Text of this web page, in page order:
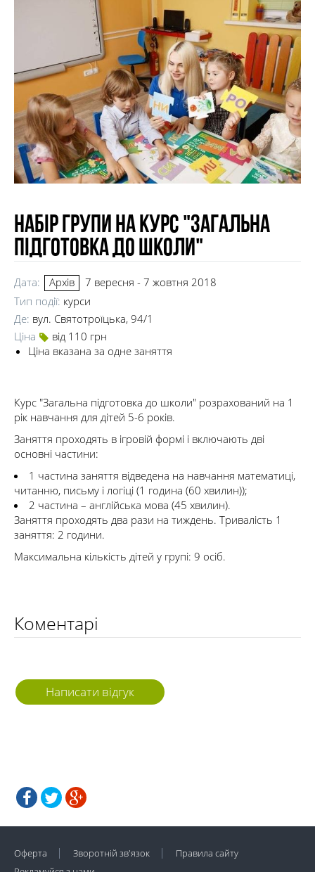
Набір групи на курс "Загальна
підготовка до школи"
Дата: Архів
7 вересня - 7 жовтня 2018
Тип події: курси
Де: вул. Святотроїцька, 94/1
Ціна
від 110 грн
Ціна вказана за одне заняття
Курс "Загальна підготовка до школи" розрахований на 1
рік навчання для дітей 5-6 років.
Заняття проходять в ігровій формі і включають дві
основні частини:
1 частина заняття відведена на навчання математиці,
читанню, письму і логіці (1 година (60 хвилин));
2 частина – англійська мова (45 хвилин).
Заняття проходять два рази на тиждень. Тривалість 1
заняття: 2 години.
Максимальна кількість дітей у групі: 9 осіб.
Коментарі
Написати відгук
Оферта Зворотній зв'язок
Правила сайту